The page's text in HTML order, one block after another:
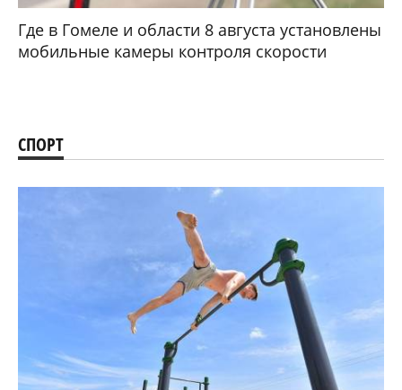
Где в Гомеле и области 8 августа установлены
мобильные камеры контроля скорости
СПОРТ